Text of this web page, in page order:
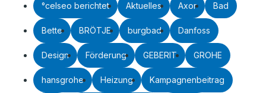
°celseo berichtet Aktuelles Axor Bad
Bette BRÖTJE burgbad Danfoss
Design Förderung GEBERIT GROHE
hansgrohe Heizung Kampagnenbeitrag